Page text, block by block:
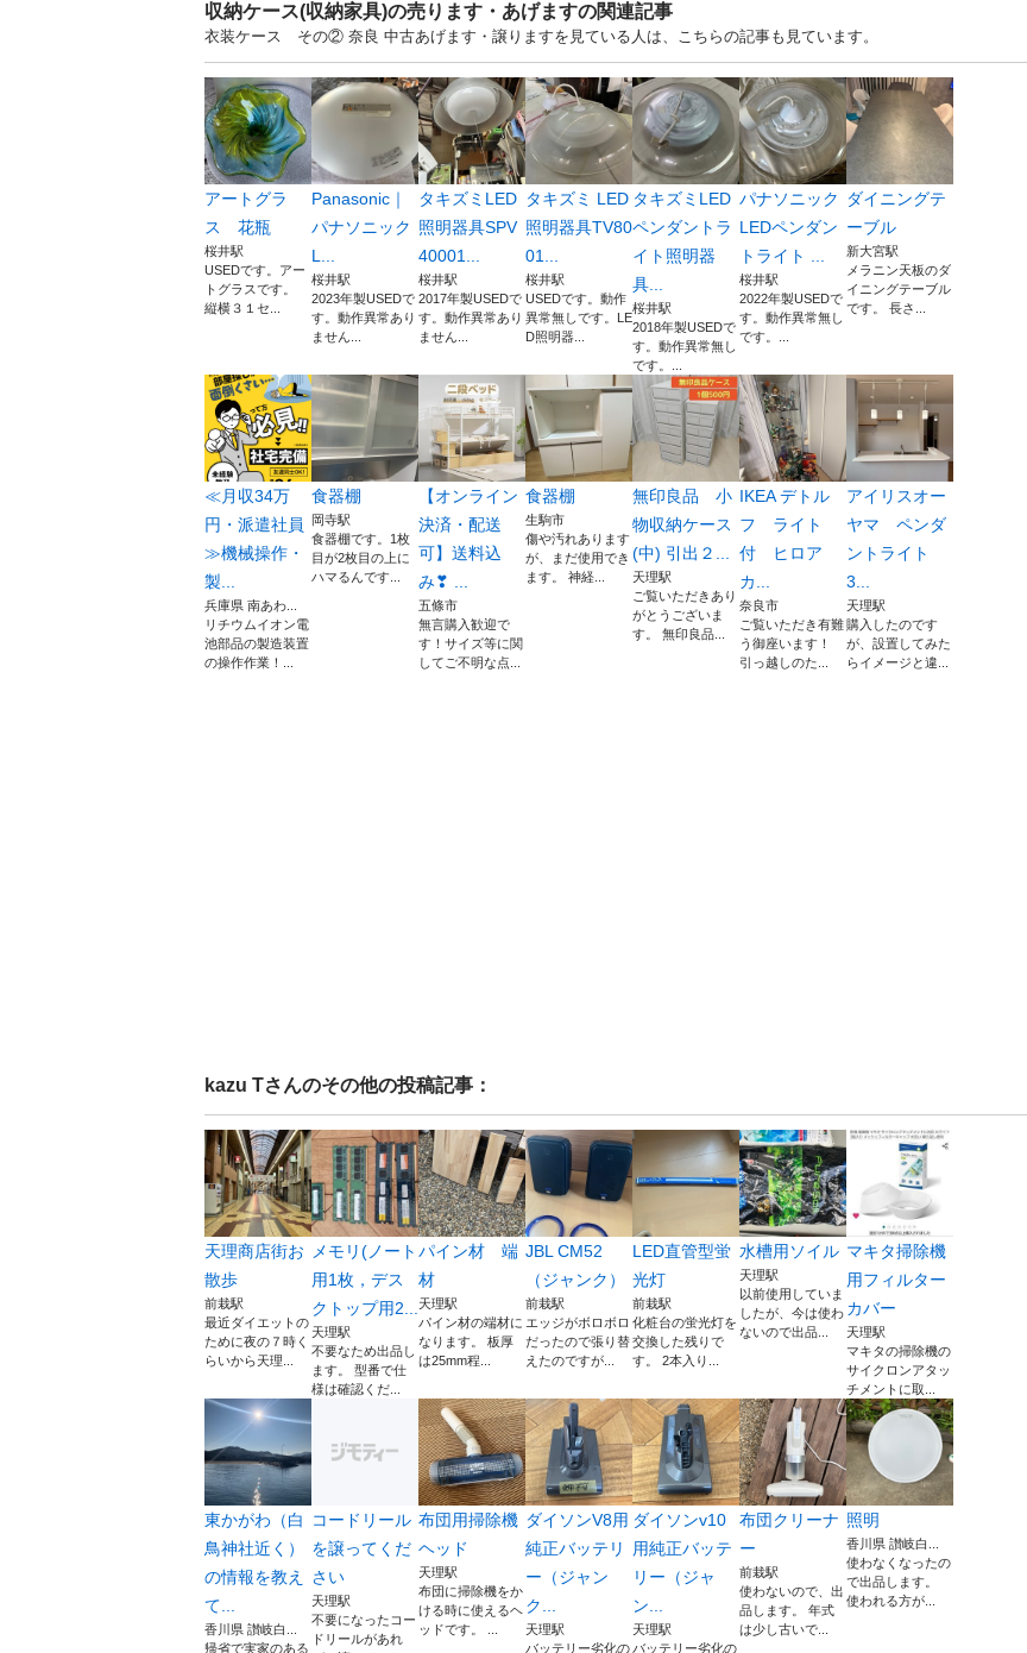
収納ケース(収納家具)の売ります・あげますの関連記事
衣装ケース その② 奈良 中古あげます・譲りますを見ている人は、こちらの記事も見ています。
アートグラ
ス 花瓶
桜井駅
USEDです。アー
トグラスです。
縦横３１セ...
Panasonic｜
パナソニック
L...
桜井駅
2023年製USEDで
す。動作異常あり
ません...
タキズミLED
照明器具SPV
40001...
桜井駅
2017年製USEDで
す。動作異常あり
ません...
タキズミ LED
照明器具TV80
01...
桜井駅
USEDです。動作
異常無しです。LE
D照明器...
タキズミLED
ペンダントラ
イト照明器
具...
桜井駅
2018年製USEDで
す。動作異常無し
です。...
パナソニック
LEDペンダン
トライト ...
桜井駅
2022年製USEDで
す。動作異常無し
です。...
ダイニングテ
ーブル
新大宮駅
メラニン天板のダ
イニングテーブル
です。 長さ...
≪月収34万
円・派遣社員
≫機械操作・
製...
兵庫県 南あわ...
リチウムイオン電
池部品の製造装置
の操作作業！...
食器棚
岡寺駅
食器棚です。1枚
目が2枚目の上に
ハマるんです...
【オンライン
決済・配送
可】送料込
み❣ ...
五條市
無言購入歓迎で
す！サイズ等に関
してご不明な点...
食器棚
生駒市
傷や汚れあります
が、まだ使用でき
ます。 神経...
無印良品 小
物収納ケース
(中) 引出２...
天理駅
ご覧いただきあり
がとうございま
す。 無印良品...
IKEA デトル
フ ライト
付 ヒロア
カ...
奈良市
ご覧いただき有難
う御座います！
引っ越しのた...
アイリスオー
ヤマ ペンダ
ントライト
3...
天理駅
購入したのです
が、設置してみた
らイメージと違...
kazu Tさんのその他の投稿記事：
天理商店街お
散歩
前栽駅
最近ダイエットの
ために夜の７時く
らいから天理...
メモリ(ノート
用1枚，デス
クトップ用2...
天理駅
不要なため出品し
ます。 型番で仕
様は確認くだ...
パイン材 端
材
天理駅
パイン材の端材に
なります。 板厚
は25mm程...
JBL CM52
（ジャンク）
前栽駅
エッジがボロボロ
だったので張り替
えたのですが...
LED直管型蛍
光灯
前栽駅
化粧台の蛍光灯を
交換した残りで
す。 2本入り...
水槽用ソイル
天理駅
以前使用していま
したが、今は使わ
ないので出品...
マキタ掃除機
用フィルター
カバー
天理駅
マキタの掃除機の
サイクロンアタッ
チメントに取...
東かがわ（白
鳥神社近く）
の情報を教え
て...
香川県 讃岐白...
帰省で実家のある
コードリール
を譲ってくだ
さい
天理駅
不要になったコー
ドリールがあれ
布団用掃除機
ヘッド
天理駅
布団に掃除機をか
ける時に使えるヘ
ッドです。 ...
ダイソンV8用
純正バッテリ
ー（ジャン
ク...
天理駅
バッテリー劣化の
ダイソンv10
用純正バッテ
リー（ジャ
ン...
天理駅
バッテリー劣化の
布団クリーナ
ー
前栽駅
使わないので、出
品します。 年式
は少し古いで...
照明
香川県 讃岐白...
使わなくなったの
で出品します。
使われる方が...